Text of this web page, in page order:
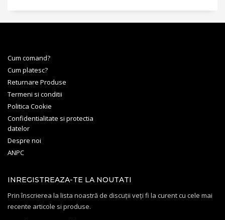
Cum comand?
Cum platesc?
Returnare Produse
Termeni si conditii
Politica Cookie
Confidentialitate si protectia
datelor
Despre noi
ANPC
INREGISTREAZA-TE LA NOUTATI
Prin înscrierea la lista noastră de discuții veți fi la curent cu cele mai
recente articole si produse.